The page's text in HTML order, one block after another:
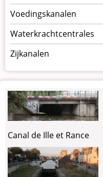
Voedingskanalen
Waterkrachtcentrales
Zijkanalen
Canal de Ille et Rance